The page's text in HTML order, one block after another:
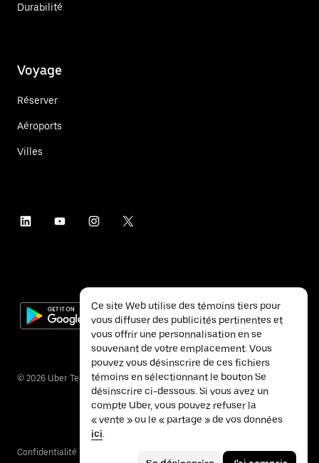
Durabilité
Voyage
Réserver
Aéroports
Villes
© 2026 Uber Technologies inc.
Confidentialité
Ce site Web utilise des témoins tiers pour
vous diffuser des publicités pertinentes et
vous offrir une personnalisation en se
souvenant de votre emplacement. Vous
pouvez vous désinscrire de ces fichiers
témoins en sélectionnant le bouton Se
désinscrire ci-dessous. Si vous avez un
compte Uber, vous pouvez refuser la
« vente » ou le « partage » de vos données
ici.